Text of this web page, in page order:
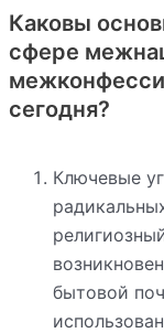
Каковы
сфере
сегодня?
Ключевые
бытовой